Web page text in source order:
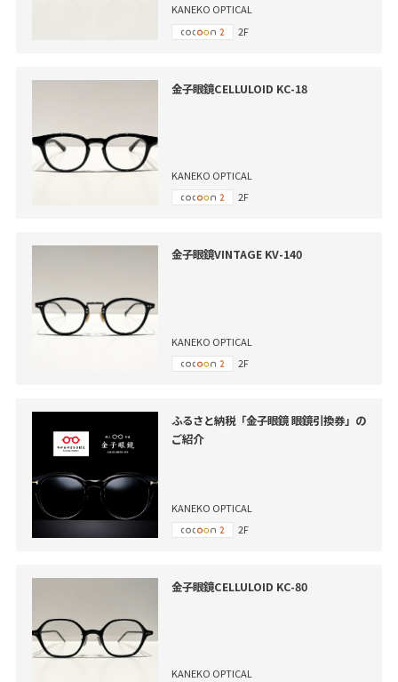
KANEKO OPTICAL
2F
金子眼鏡CELLULOID KC-18
KANEKO OPTICAL
2F
金子眼鏡VINTAGE KV-140
KANEKO OPTICAL
2F
ふるさと納税「金子眼鏡 眼鏡引換券」の
ご紹介
KANEKO OPTICAL
2F
金子眼鏡CELLULOID KC-80
KANEKO OPTICAL